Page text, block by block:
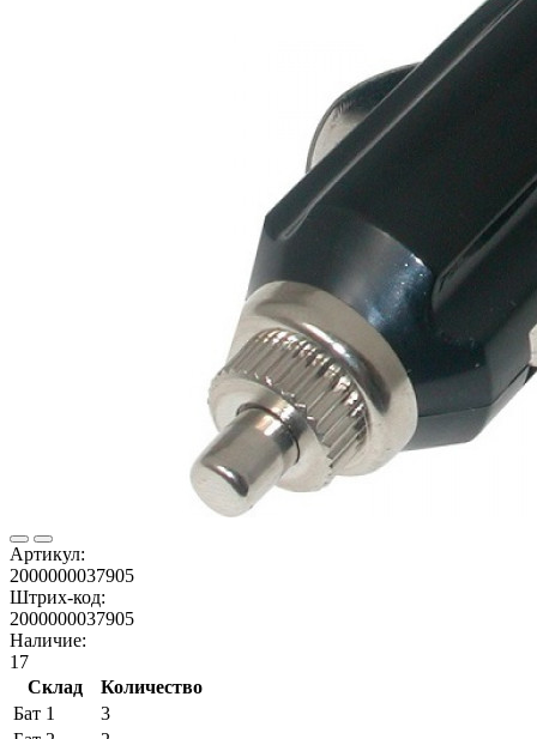
Артикул:
2000000037905
Штрих-код:
2000000037905
Наличие:
17
Склад
Количество
Бат 1
3